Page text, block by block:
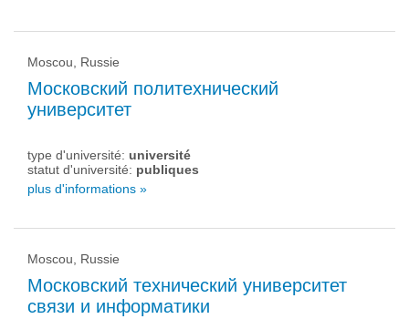
Moscou, Russie
Московский политехнический
университет
type d'université: université
statut d'université: publiques
plus d'informations »
Moscou, Russie
Московский технический университет
связи и информатики